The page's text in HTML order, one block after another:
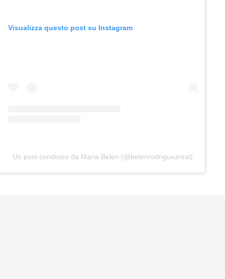
Visualizza questo post su Instagram
Un post condiviso da Maria Belen (@belenrodriguezreal)